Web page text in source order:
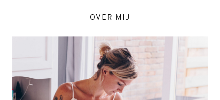
OVER MIJ